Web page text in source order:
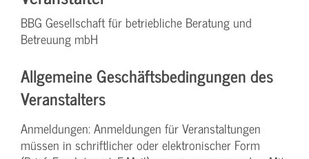
BBG Gesellschaft für betriebliche Beratung und
Betreuung mbH
Allgemeine Geschäftsbedingungen des
Veranstalters
Anmeldungen: Anmeldungen für Veranstaltungen
müssen in schriftlicher oder elektronischer Form